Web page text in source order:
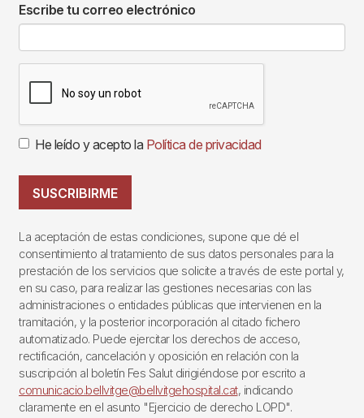
Escribe tu correo electrónico
He leído y acepto la Política de privacidad
SUSCRIBIRME
La aceptación de estas condiciones, supone que dé el
consentimiento al tratamiento de sus datos personales para la
prestación de los servicios que solicite a través de este portal y,
en su caso, para realizar las gestiones necesarias con las
administraciones o entidades públicas que intervienen en la
tramitación, y la posterior incorporación al citado fichero
automatizado. Puede ejercitar los derechos de acceso,
rectificación, cancelación y oposición en relación con la
suscripción al boletín Fes Salut dirigiéndose por escrito a
comunicacio.bellvitge@bellvitgehospital.cat, indicando
claramente en el asunto "Ejercicio de derecho LOPD".